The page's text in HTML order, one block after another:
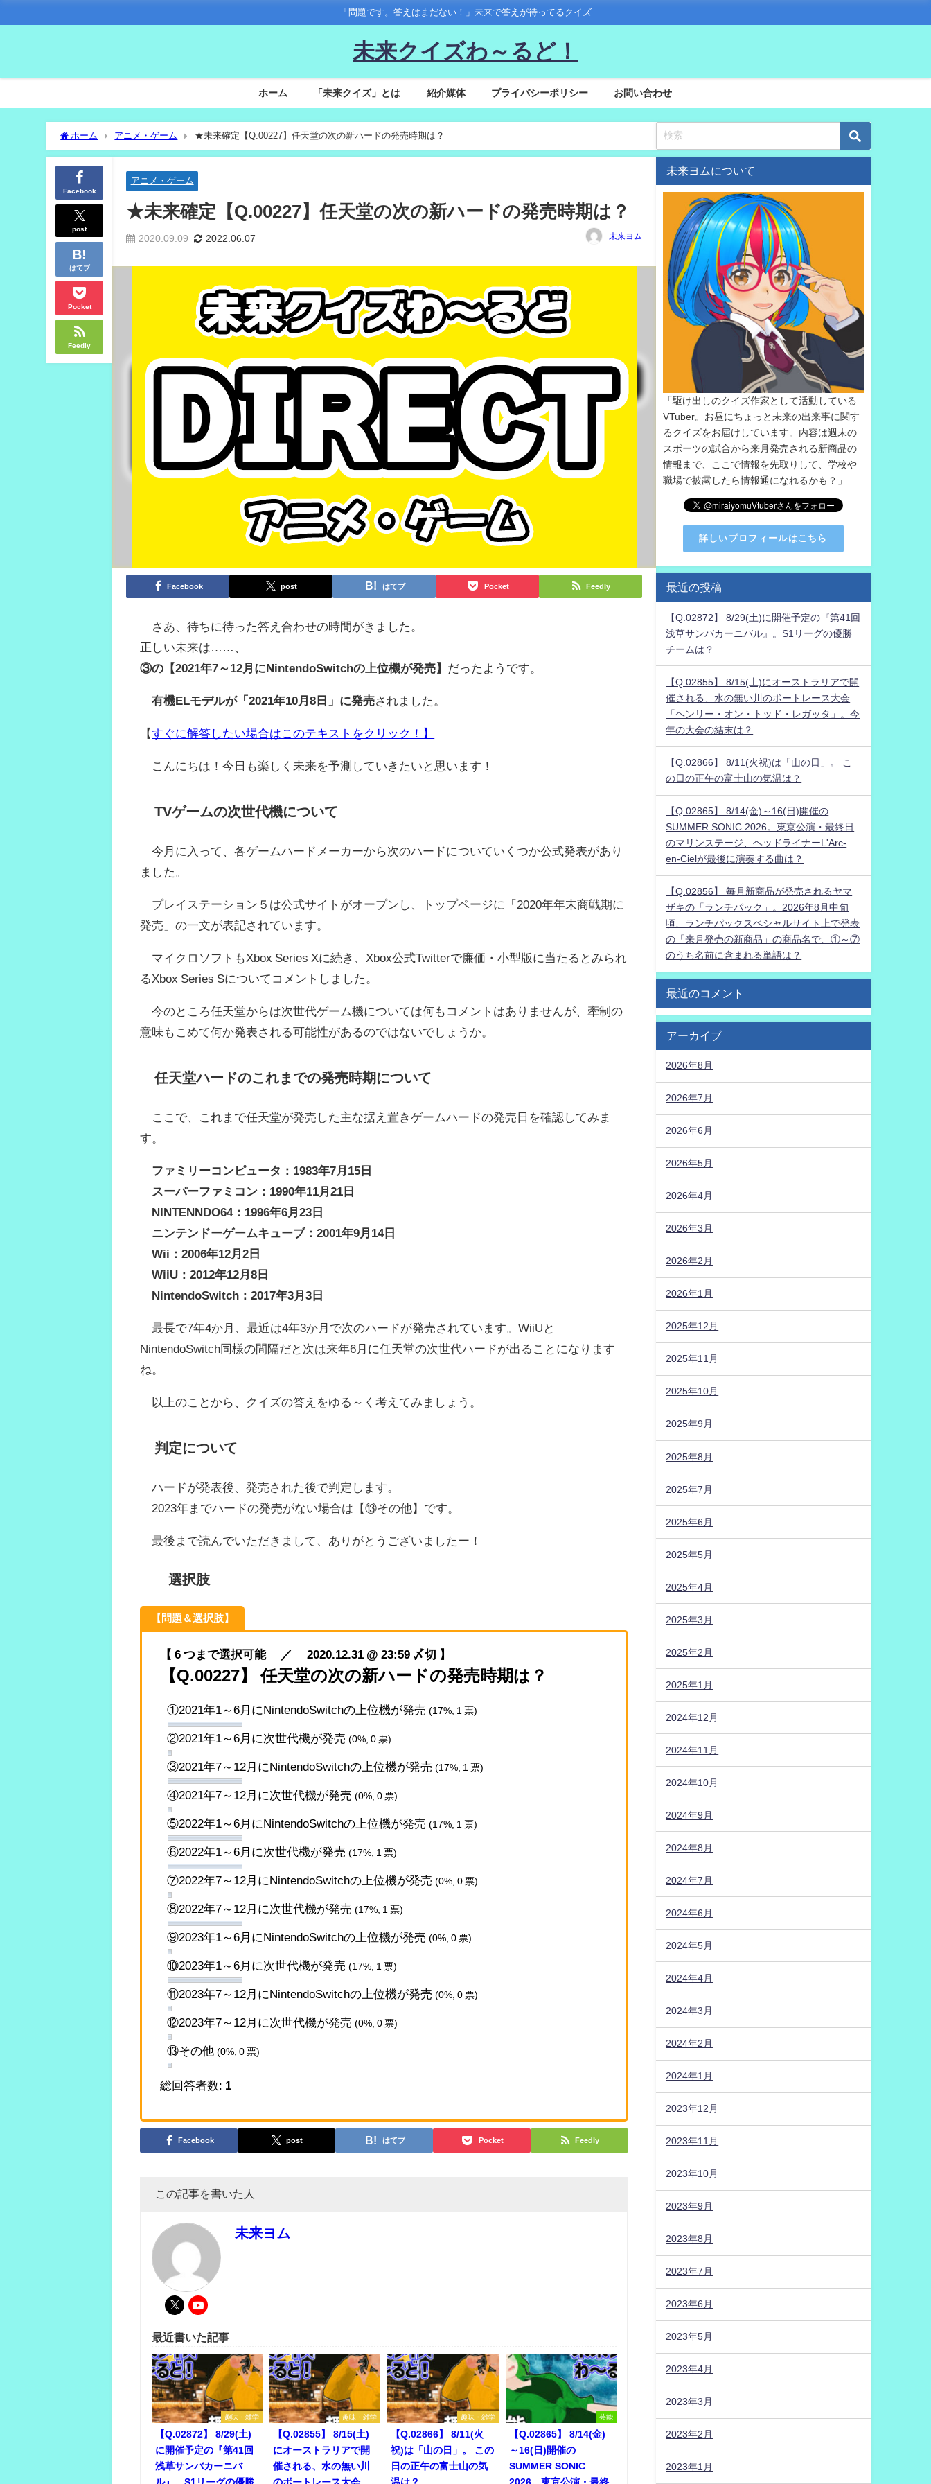
「問題です。答えはまだない！」未来で答えが待ってるクイズ
未来クイズわ～るど！
ホーム 「未来クイズ」とは 紹介媒体 プライバシーポリシー お問い合わせ
ホーム アニメ・ゲーム ★未来確定【Q.00227】任天堂の次の新ハードの発売時期は？
Facebook
post
はてブ
Pocket
Feedly
アニメ・ゲーム
★未来確定【Q.00227】任天堂の次の新ハードの発売時期は？
2020.09.09 2022.06.07 未来ヨム
Facebook post はてブ Pocket Feedly
さあ、待ちに待った答え合わせの時間がきました。
正しい未来は……、
③の【2021年7～12月にNintendoSwitchの上位機が発売】 だったようです。
有機ELモデルが「2021年10月8日」に発売されました。
【すぐに解答したい場合はこのテキストをクリック！】
こんにちは！今日も楽しく未来を予測していきたいと思います！
TVゲームの次世代機について
今月に入って、各ゲームハードメーカーから次のハードについていくつか公式発表があり
ました。
プレイステーション５は公式サイトがオープンし、トップページに「2020年年末商戦期に
発売」の一文が表記されています。
マイクロソフトもXbox Series Xに続き、Xbox公式Twitterで廉価・小型版に当たるとみられ
るXbox Series Sについてコメントしました。
今のところ任天堂からは次世代ゲーム機については何もコメントはありませんが、牽制の
意味もこめて何か発表される可能性があるのではないでしょうか。
任天堂ハードのこれまでの発売時期について
ここで、これまで任天堂が発売した主な据え置きゲームハードの発売日を確認してみま
す。
ファミリーコンピュータ：1983年7月15日
スーパーファミコン：1990年11月21日
NINTENNDO64：1996年6月23日
ニンテンドーゲームキューブ：2001年9月14日
Wii：2006年12月2日
WiiU：2012年12月8日
NintendoSwitch：2017年3月3日
最長で7年4か月、最近は4年3か月で次のハードが発売されています。WiiUと
NintendoSwitch同様の間隔だと次は来年6月に任天堂の次世代ハードが出ることになります
ね。
以上のことから、クイズの答えをゆる～く考えてみましょう。
判定について
ハードが発表後、発売された後で判定します。
2023年までハードの発売がない場合は【⑬その他】です。
最後まで読んでいただきまして、ありがとうございましたー！
選択肢
【問題＆選択肢】
【 6 つまで選択可能 ／ 2020.12.31 @ 23:59 〆切 】
【Q.00227】 任天堂の次の新ハードの発売時期は？
①2021年1～6月にNintendoSwitchの上位機が発売 (17%, 1 票)
②2021年1～6月に次世代機が発売 (0%, 0 票)
③2021年7～12月にNintendoSwitchの上位機が発売 (17%, 1 票)
④2021年7～12月に次世代機が発売 (0%, 0 票)
⑤2022年1～6月にNintendoSwitchの上位機が発売 (17%, 1 票)
⑥2022年1～6月に次世代機が発売 (17%, 1 票)
⑦2022年7～12月にNintendoSwitchの上位機が発売 (0%, 0 票)
⑧2022年7～12月に次世代機が発売 (17%, 1 票)
⑨2023年1～6月にNintendoSwitchの上位機が発売 (0%, 0 票)
⑩2023年1～6月に次世代機が発売 (17%, 1 票)
⑪2023年7～12月にNintendoSwitchの上位機が発売 (0%, 0 票)
⑫2023年7～12月に次世代機が発売 (0%, 0 票)
⑬その他 (0%, 0 票)
総回答者数: 1
Facebook post はてブ Pocket Feedly
この記事を書いた人
未来ヨム
最近書いた記事
趣味・雑学
【Q.02872】 8/29(土)
に開催予定の『第41回
浅草サンバカーニバ
ル』。S1リーグの優勝
趣味・雑学
【Q.02855】 8/15(土)
にオーストラリアで開
催される、水の無い川
のボートレース大会
趣味・雑学
【Q.02866】 8/11(火
祝)は「山の日」。 この
日の正午の富士山の気
温は？
芸能
【Q.02865】 8/14(金)
～16(日)開催の
SUMMER SONIC
2026。東京公演・最終
未来ヨムについて
「駆け出しのクイズ作家として活動している
VTuber。お昼にちょっと未来の出来事に関す
るクイズをお届けしています。内容は週末の
スポーツの試合から来月発売される新商品の
情報まで、ここで情報を先取りして、学校や
職場で披露したら情報通になれるかも？」
詳しいプロフィールはこちら
最近の投稿
【Q.02872】 8/29(土)に開催予定の『第41回
浅草サンバカーニバル』。S1リーグの優勝
チームは？
【Q.02855】 8/15(土)にオーストラリアで開
催される、水の無い川のボートレース大会
「ヘンリー・オン・トッド・レガッタ」。今
年の大会の結末は？
【Q.02866】 8/11(火祝)は「山の日」。 こ
の日の正午の富士山の気温は？
【Q.02865】 8/14(金)～16(日)開催の
SUMMER SONIC 2026。東京公演・最終日
のマリンステージ、ヘッドライナーL'Arc-
en-Cielが最後に演奏する曲は？
【Q.02856】 毎月新商品が発売されるヤマ
ザキの「ランチパック」。2026年8月中旬
頃、ランチパックスペシャルサイト上で発表
の「来月発売の新商品」の商品名で、①～⑦
のうち名前に含まれる単語は？
最近のコメント
アーカイブ
2026年8月
2026年7月
2026年6月
2026年5月
2026年4月
2026年3月
2026年2月
2026年1月
2025年12月
2025年11月
2025年10月
2025年9月
2025年8月
2025年7月
2025年6月
2025年5月
2025年4月
2025年3月
2025年2月
2025年1月
2024年12月
2024年11月
2024年10月
2024年9月
2024年8月
2024年7月
2024年6月
2024年5月
2024年4月
2024年3月
2024年2月
2024年1月
2023年12月
2023年11月
2023年10月
2023年9月
2023年8月
2023年7月
2023年6月
2023年5月
2023年4月
2023年3月
2023年2月
2023年1月